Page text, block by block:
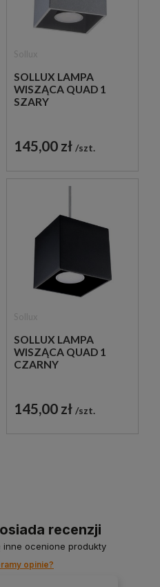
SOLLUX LAMPA
WISZĄCA QUAD 1
SZARY
145,00 zł szt.
SOLLUX LAMPA
WISZĄCA QUAD 1
CZARNY
145,00 zł szt.
recenzji
inne ocenione produkty
opinie?